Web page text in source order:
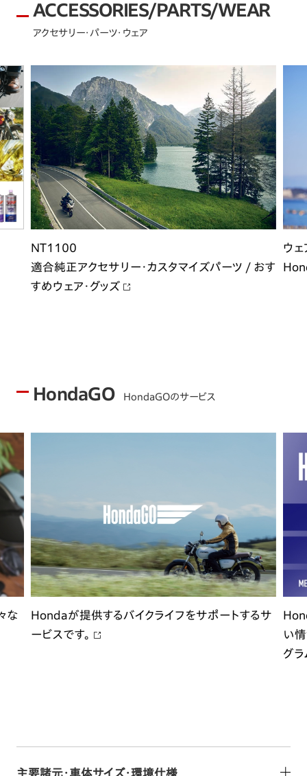
ACCESSORIES/PARTS/WEAR
アクセサリー・パーツ・ウェア
NT1100
適合純正アクセサリー・カスタマイズパーツ / おす
すめウェア・グッズ
ウェ
HondaGO HondaGOのサービス
な
Hondaが提供するバイクライフをサポートするサ
ービスです。
い
グラ
主要諸元・車体サイズ・環境仕様